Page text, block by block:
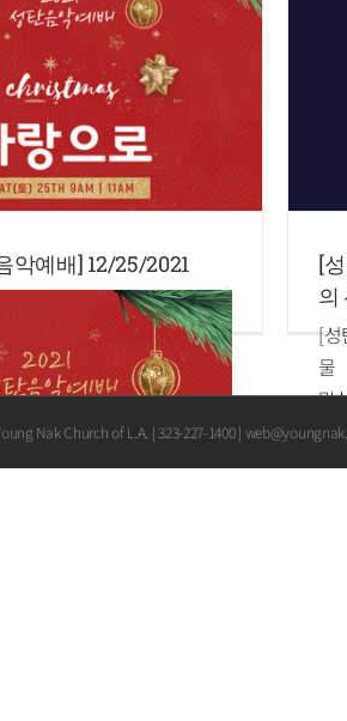
악예배] 12/25/2021
[
의
[
물
말
요
Nak Church of L.A. | 323-227-1400 |